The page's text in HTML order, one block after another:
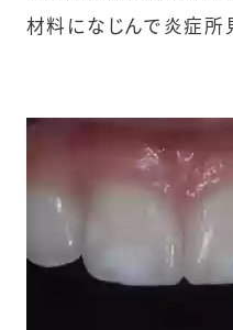
材料になじんで炎症所